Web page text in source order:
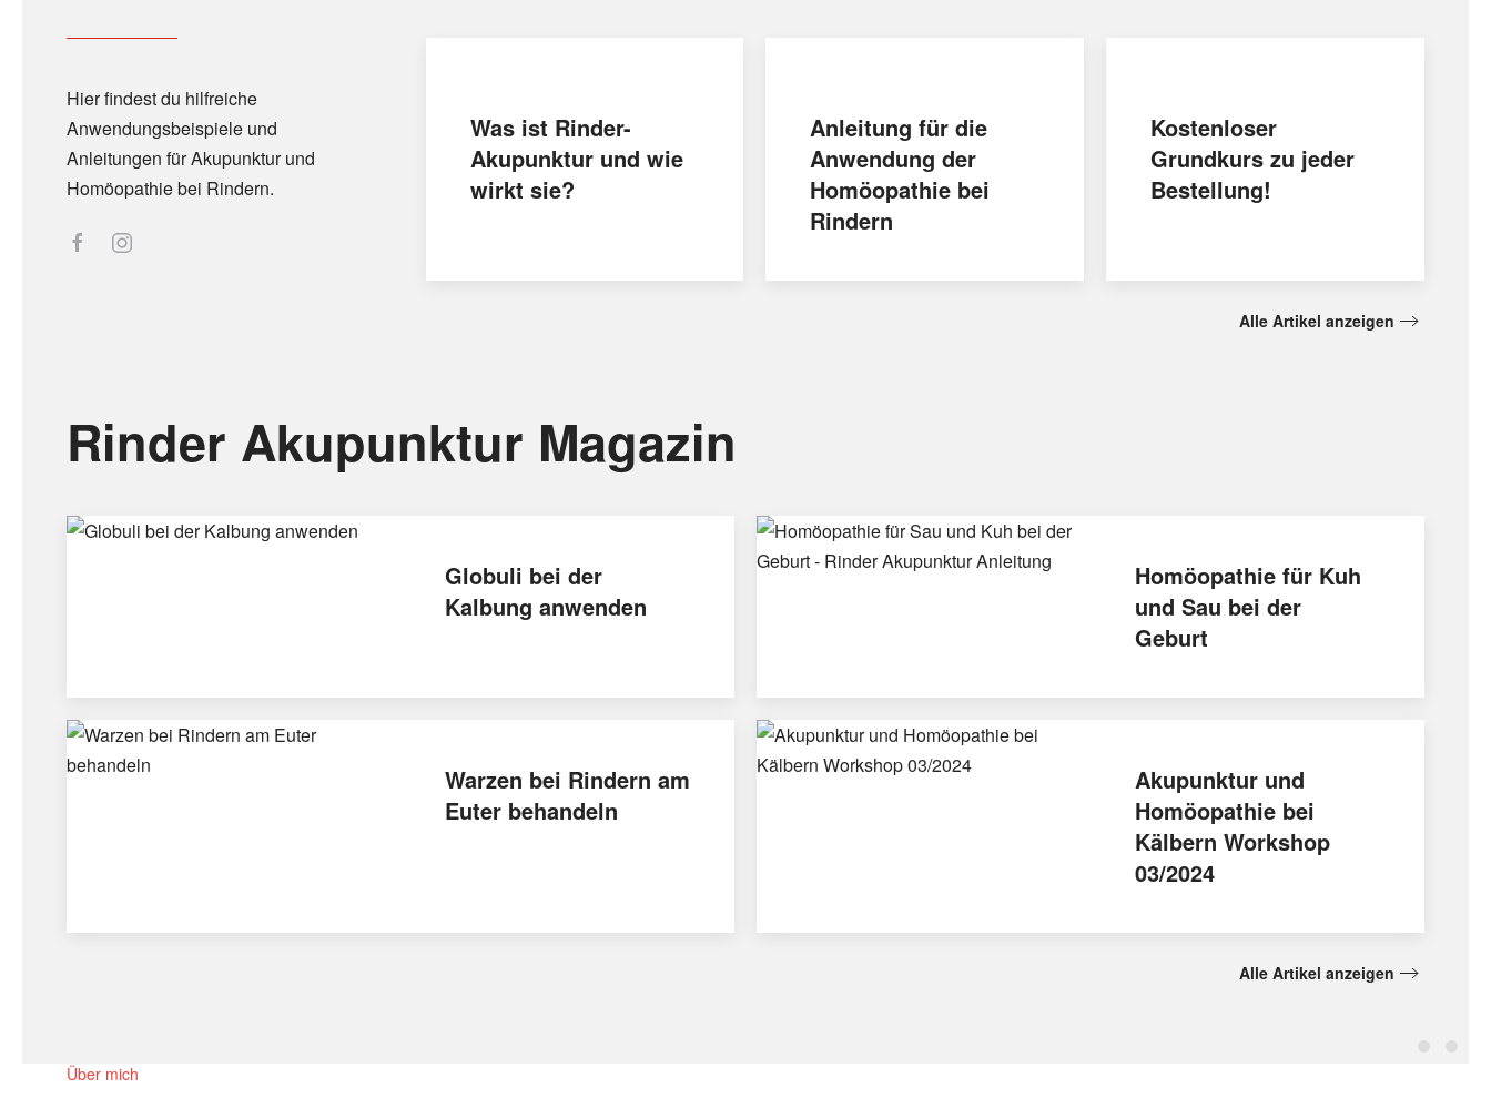
Hier findest du hilfreiche
Anwendungsbeispiele und
Anleitungen für Akupunktur und
Homöopathie bei Rindern.
Was ist Rinder-
Akupunktur und wie
wirkt sie?
Anleitung für die
Anwendung der
Homöopathie bei
Rindern
Kostenloser
Grundkurs zu jeder
Bestellung!
Alle Artikel anzeigen
Rinder Akupunktur Magazin
Globuli bei der
Kalbung anwenden
Homöopathie für Kuh
und Sau bei der
Geburt
Warzen bei Rindern am
Euter behandeln
Akupunktur und
Homöopathie bei
Kälbern Workshop
03/2024
Alle Artikel anzeigen
Über mich